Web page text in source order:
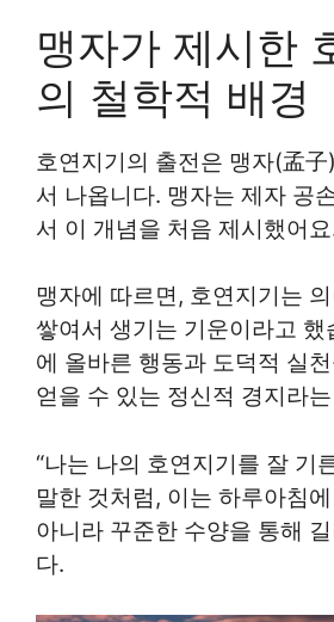
맹자가 제시한
의 철학적 배경
호연지기의 출전은 맹자(孟子)
서 나옵니다. 맹자는 제자 공
서 이 개념을 처음 제시했어
맹자에 따르면, 호연지기는
쌓여서 생기는 기운이라고 했
에 올바른 행동과 도덕적 실
얻을 수 있는 정신적 경지라
“나는 나의 호연지기를 잘 기
말한 것처럼, 이는 하루아침
아니라 꾸준한 수양을 통해
다.